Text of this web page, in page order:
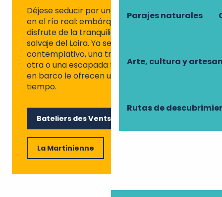
Parajes naturales
Arte, cultura y
Rutas de
Déjese seducir por una experiencia única
en el río real: embárquese en un toue y
disfrute de la tranquilidad y la belleza
salvaje del Loira. Ya sea para un paseo
contemplativo, una travesía de una orilla a
otra o una escapada familiar, estos paseos
en barco le ofrecen un momento fuera del
tiempo.
Bateliers des Vents d'Galerne
La Martinienne